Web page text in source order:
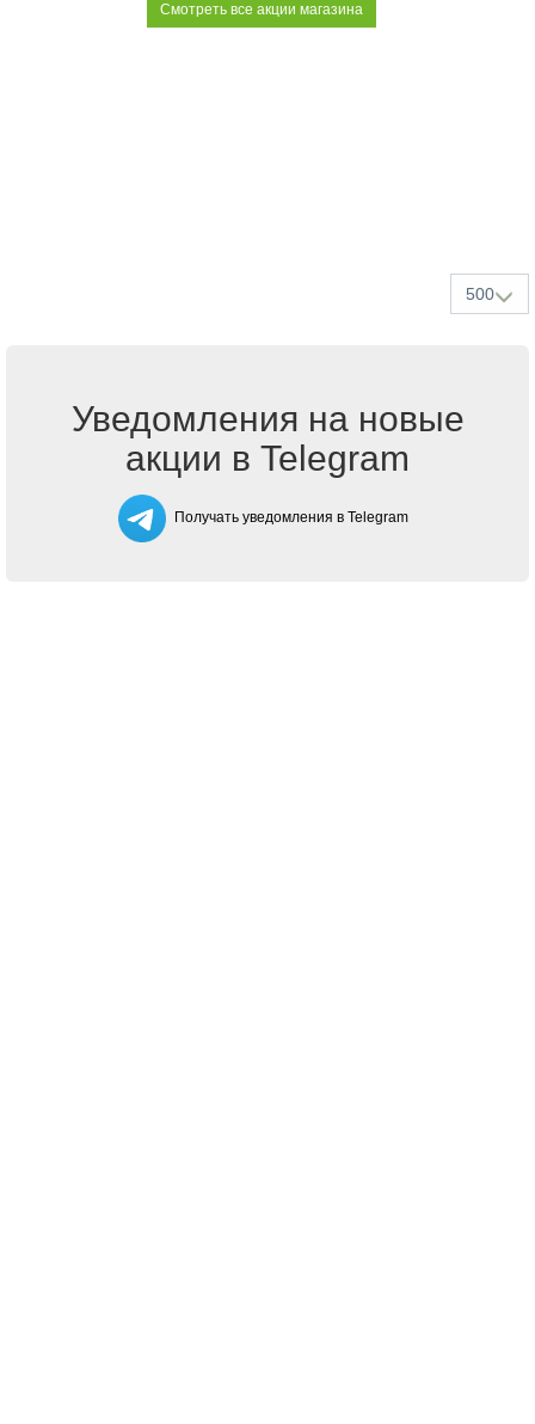
Смотреть все акции магазина
500
Уведомления на новые
акции в Telegram
Получать уведомления в Telegram